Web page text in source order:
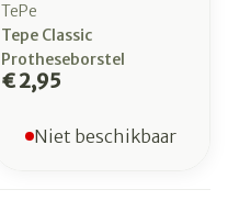
TePe
Tepe Classic
Protheseborstel
€ 2,95
Niet beschikbaar